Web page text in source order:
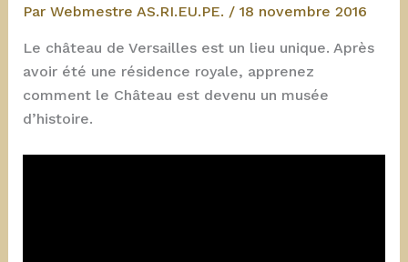
Par Webmestre AS.RI.EU.PE. / 18 novembre 2016
Le château de Versailles est un lieu unique. Après
avoir été une résidence royale, apprenez
comment le Château est devenu un musée
d’histoire.